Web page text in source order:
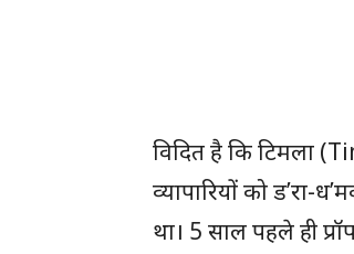
विदित है कि टिमला
व्यापारियों को ड’रा-
था। 5 साल पहले ही